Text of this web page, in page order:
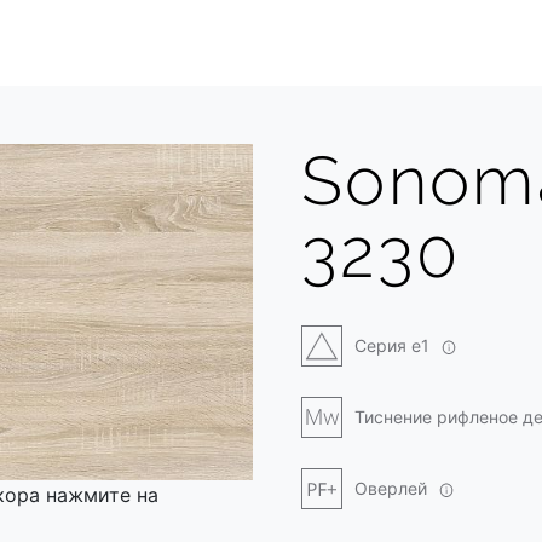
нажмите на
3230
Серия e1
Тиснение рифленое
Оверлей